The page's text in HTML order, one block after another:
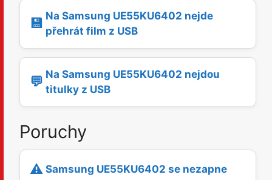
💾 Na Samsung UE55KU6402 nejde
přehrát film z USB
💬 Na Samsung UE55KU6402 nejdou
titulky z USB
Poruchy
⚠️ Samsung UE55KU6402 se nezapne